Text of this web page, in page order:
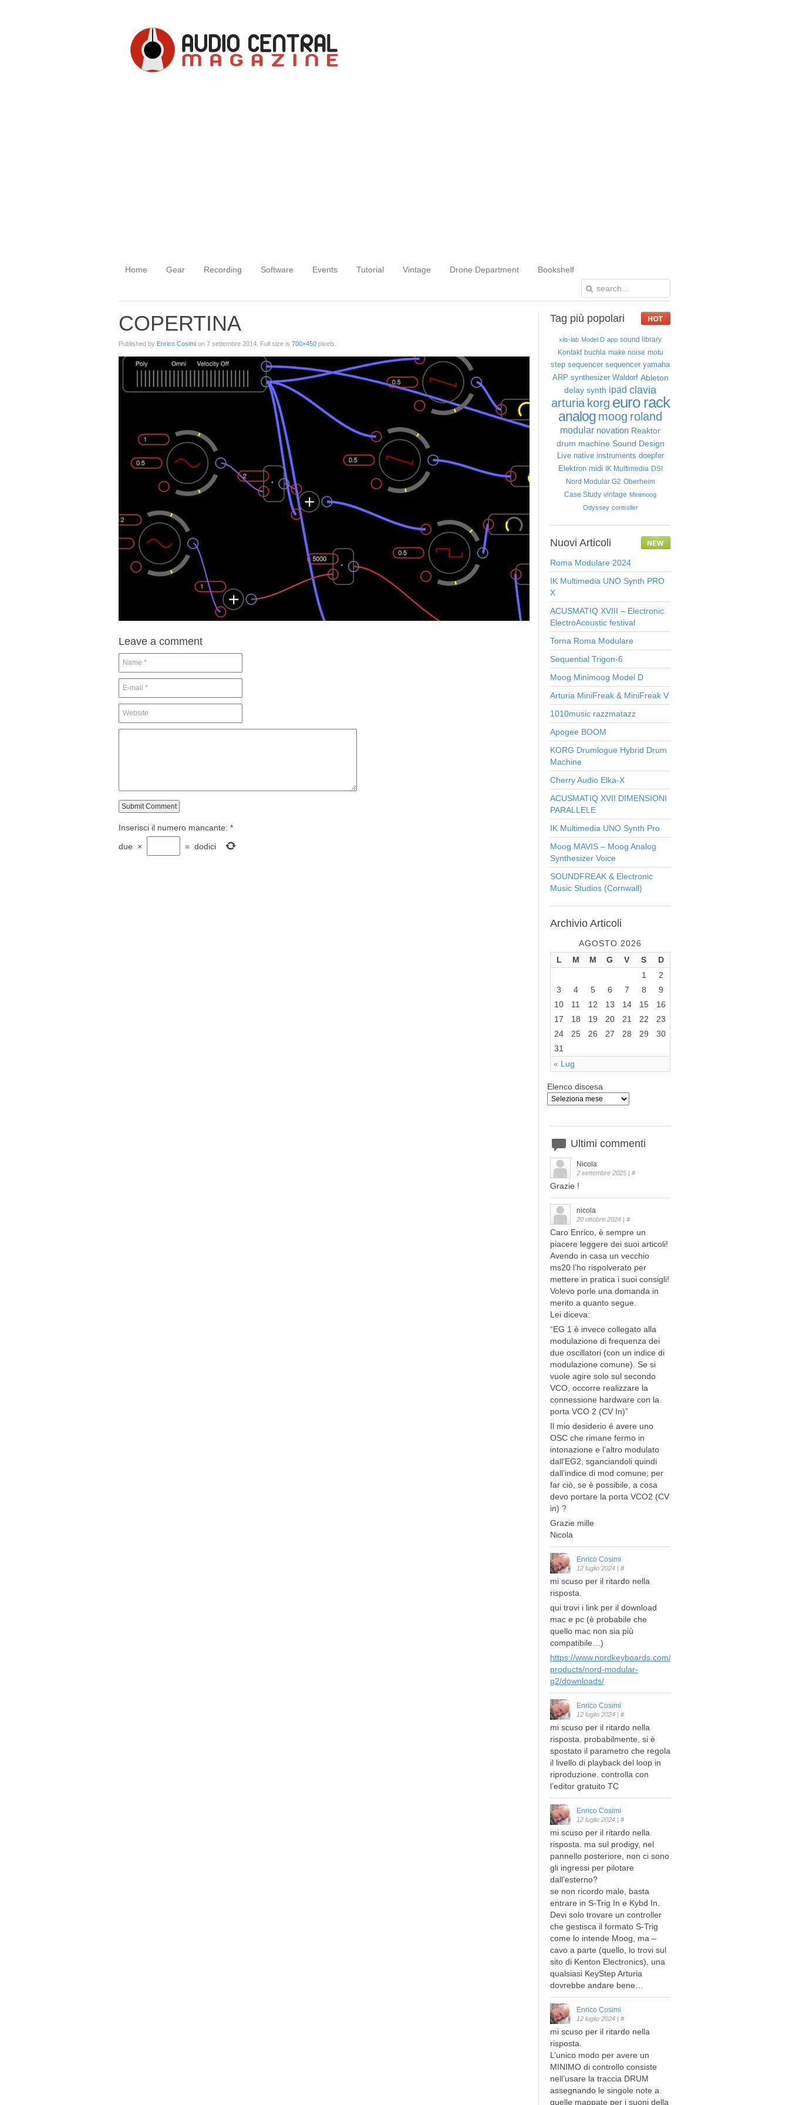
Home Gear Recording Software Events Tutorial Vintage Drone Department Bookshelf
COPERTINA
Published by Enrico Cosimi on 7 settembre 2014 . Full size is 700×450 pixels.
Leave a comment
Inserisci il numero mancante: *
due
× = dodici
Tag più popolari
xils-lab Model D app sound library
Kontakt buchla make noise motu
step sequencer sequencer yamaha
ARP synthesizer Waldorf Ableton
delay synth ipad clavia
arturia korg euro rack
analog moog roland
modular novation Reaktor
drum machine Sound Design
Live native instruments doepfer
Elektron midi IK Multimedia DSI
Nord Modular G2 Oberheim
Case Study vintage Minimoog
Odyssey controller
Nuovi Articoli
Roma Modulare 2024
IK Multimedia UNO Synth PRO
X
ACUSMATIQ XVIII – Electronic
ElectroAcoustic festival
Torna Roma Modulare
Sequential Trigon-6
Moog Minimoog Model D
Arturia MiniFreak & MiniFreak V
1010music razzmatazz
Apogee BOOM
KORG Drumlogue Hybrid Drum
Machine
Cherry Audio Elka-X
ACUSMATIQ XVII DIMENSIONI
PARALLELE
IK Multimedia UNO Synth Pro
Moog MAVIS – Moog Analog
Synthesizer Voice
SOUNDFREAK & Electronic
Music Studios (Cornwall)
Archivio Articoli
AGOSTO 2026
L
M M G V S D
« Lug
1
2
3
4 5 6 7 8
9
10
11 12 13 14 15
16
17
18 19 20 21 22
23
24
25 26 27 28 29
30
31
Elenco discesa
Ultimi commenti
Nicola
2 settembre 2025 | #
Grazie !
nicola
20 ottobre 2024 | #
Caro Enrico, è sempre un
piacere leggere dei suoi articoli!
Avendo in casa un vecchio
ms20 l’ho rispolverato per
mettere in pratica i suoi consigli!
Volevo porle una domanda in
merito a quanto segue.
Lei diceva:
“EG 1 è invece collegato alla
modulazione di frequenza dei
due oscillatori (con un indice di
modulazione comune). Se si
vuole agire solo sul secondo
VCO, occorre realizzare la
connessione hardware con la
porta VCO 2 (CV In)”
Il mio desiderio é avere uno
OSC che rimane fermo in
intonazione e l’altro modulato
dall’EG2, sganciandoli quindi
dall’indice di mod comune; per
far ciò, se è possibile, a cosa
devo portare la porta VCO2 (CV
in) ?
Grazie mille
Nicola
Enrico Cosimi
12 luglio 2024 | #
mi scuso per il ritardo nella
risposta.
qui trovi i link per il download
mac e pc (è probabile che
quello mac non sia più
compatibile…)
https://www.nordkeyboards.com/legacy-
products/nord-modular-
g2/downloads/
Enrico Cosimi
12 luglio 2024 | #
mi scuso per il ritardo nella
risposta. probabilmente, si è
spostato il parametro che regola
il livello di playback del loop in
riproduzione. controlla con
l’editor gratuito TC
Enrico Cosimi
12 luglio 2024 | #
mi scuso per il ritardo nella
risposta. ma sul prodigy, nel
pannello posteriore, non ci sono
gli ingressi per pilotare
dall’esterno?
se non ricordo male, basta
entrare in S-Trig In e Kybd In.
Devi solo trovare un controller
che gestisca il formato S-Trig
come lo intende Moog, ma –
cavo a parte (quello, lo trovi sul
sito di Kenton Electronics), una
qualsiasi KeyStep Arturia
dovrebbe andare bene…
Enrico Cosimi
12 luglio 2024 | #
mi scuso per il ritardo nella
risposta.
L’unico modo per avere un
MINIMO di controllo consiste
nell’usare la traccia DRUM
assegnando le singole note a
quelle mappate per i suoni della